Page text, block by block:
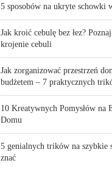
5 sposobów na ukryte schowki
Jak kroić cebulę bez łez?
krojenie cebuli
Jak zorganizować przestrzeń
budżetem – 7 praktycznych
10 Kreatywnych Pomysłów na
Domu
5 genialnych trików na szybkie
znać